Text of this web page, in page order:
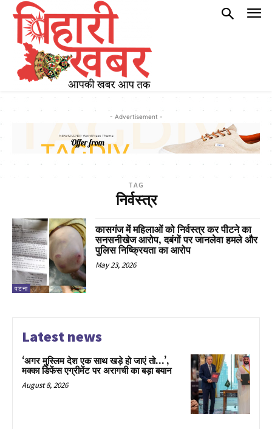
- Advertisement -
TAG
निर्वस्त्र
पटना
कासगंज में महिलाओं को निर्वस्त्र कर पीटने का
सनसनीखेज आरोप, दबंगों पर जानलेवा हमले और
पुलिस निष्क्रियता का आरोप
May 23, 2026
Latest news
‘अगर मुस्लिम देश एक साथ खड़े हो जाएं तो…’,
मक्का डिफेंस एग्रीमेंट पर अरागची का बड़ा बयान
August 8, 2026